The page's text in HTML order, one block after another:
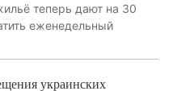
теперь дают на 30
еженедельный
украинских